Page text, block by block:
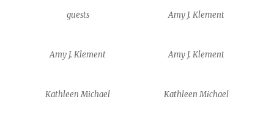
guests Amy J. Klement
Amy J. Klement Amy J. Klement
Kathleen Michael Kathleen Michael